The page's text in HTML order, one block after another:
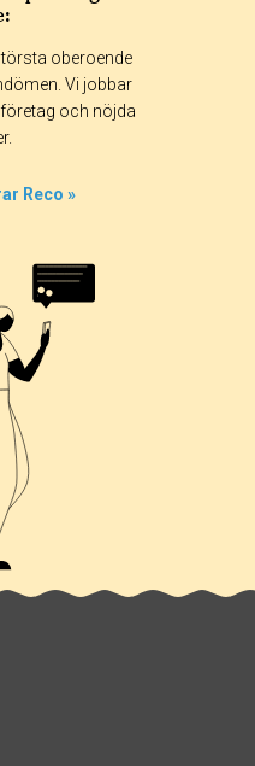
oberoende
Vi jobbar
och nöjda
Reco »